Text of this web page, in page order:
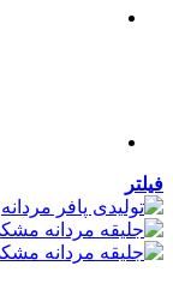
فیلتر